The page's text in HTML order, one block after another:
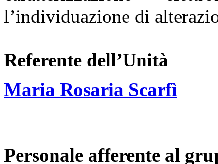
l’individuazione di
Referente dell’Unità
Maria Rosaria Scarfì
Personale afferente al